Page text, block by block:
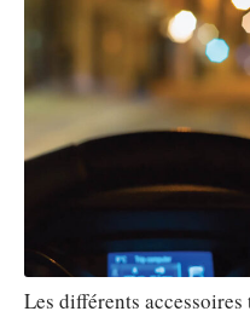
Les différents